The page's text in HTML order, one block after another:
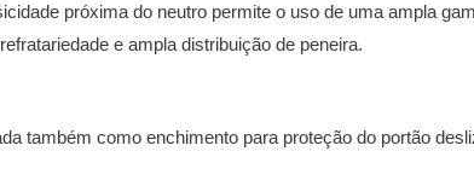
próxima do neutro permite o uso de uma ampla
e ampla distribuição de peneira.
também como enchimento para proteção do portão